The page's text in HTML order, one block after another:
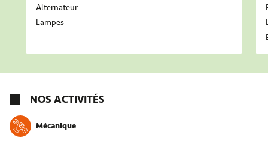
Alternateur
Lampes
NOS ACTIVITÉS
Mécanique